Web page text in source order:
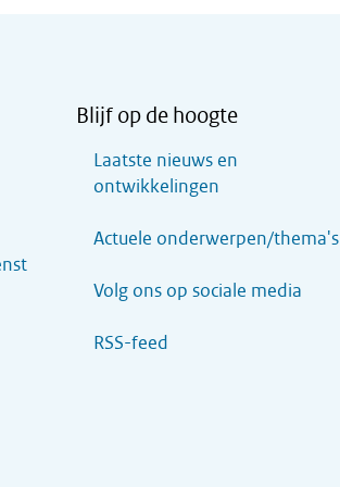
Blijf op de hoogte
Laatste nieuws en
ontwikkelingen
Actuele onderwerpen/thema's
Volg ons op sociale media
RSS-feed